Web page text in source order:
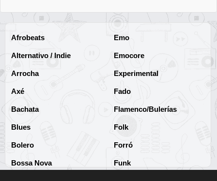
Afrobeats
Alternativo / Indie
Arrocha
Axé
Bachata
Blues
Bolero
Bossa Nova
Emo
Emocore
Experimental
Fado
Flamenco/Bulerías
Folk
Forró
Funk